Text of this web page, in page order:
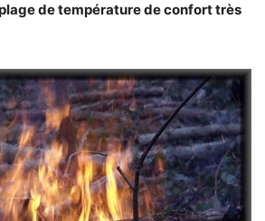
plage de température de confort très